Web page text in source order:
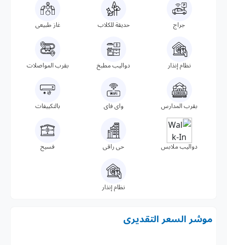
جراج حديقة للكلاب غاز طبيعى
نظام إنذار دواليب مطبخ بقرب المواصلات
بقرب المدارس واى فاى بالتكييفات
دواليب ملابس حى راقى فسيح
نظام إنذار
موشر السعر التقديرى